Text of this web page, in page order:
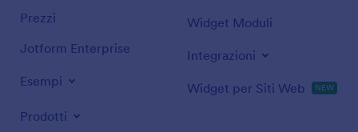
Prezzi
Jotform Enterprise
Esempi
Prodotti
Widget Moduli
Integrazioni
Widget per Siti Web